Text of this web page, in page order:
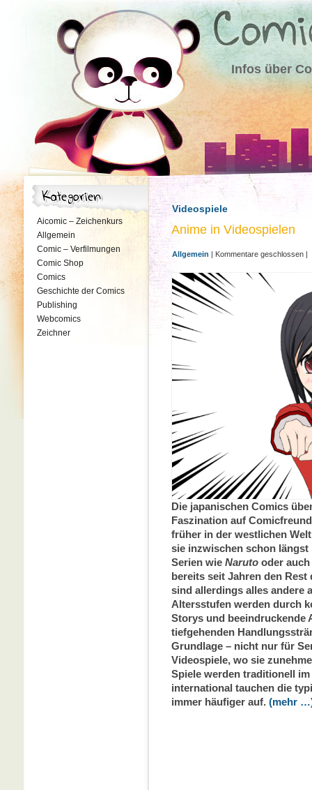
Infos über
Aicomic – Zeichenkurs
Allgemein
Comic – Verfilmungen
Comic Shop
Comics
Geschichte der Comics
Publishing
Webcomics
Zeichner
Videospiele
Anime in Videospielen
Allgemein | Kommentare geschlossen |
Die japanischen Comics
Faszination auf
früher in der westlichen
sie inzwischen schon längst
Serien wie Naruto oder
bereits seit Jahren den
sind allerdings alles andere
Altersstufen werden durch
Storys und beeindruckende
tiefgehenden
Grundlage – nicht nur für
Videospiele, wo sie
Spiele werden traditionell
international tauchen die
immer häufiger auf. (mehr